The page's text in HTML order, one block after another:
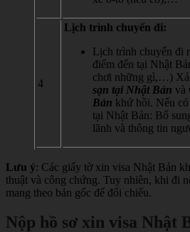
4
Lịch trình chuyến đi:
Lịch trình chuyến đi
điểm đến tại Nhật
chơi những gì,…)
sạn tại Nhật Bản và
Bản khứ hồi. Nếu
tại Nhật Bản: Bổ
lãnh và thông tin
Lưu ý: Các giấy tờ xin visa Nhật Bản
thuật và công chứng. Tuy nhiên, khi đi
mang theo bản gốc để đối chiếu.
Nộp hồ sơ xin visa Nhật